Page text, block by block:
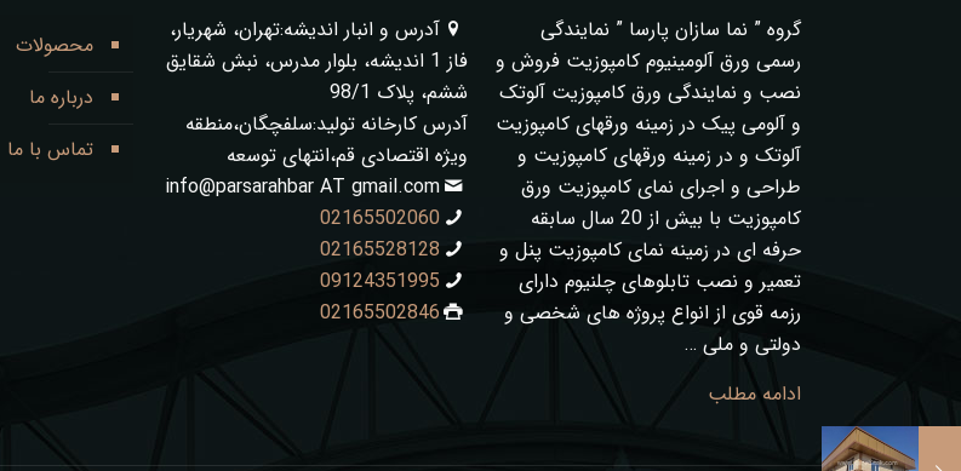
گروه ” نما سازان پارسا ” نمایندگی
رسمی ورق آلومینیوم کامپوزیت فروش و
نصب و نمایندگی ورق کامپوزیت آلوتک
و آلومی پیک در زمینه ورقهای کامپوزیت
آلوتک و در زمینه ورقهای کامپوزیت و
طراحی و اجرای نمای کامپوزیت ورق
کامپوزیت با بیش از 20 سال سابقه
حرفه ای در زمینه نمای کامپوزیت پنل و
تعمیر و نصب تابلوهای چلنیوم دارای
رزمه قوی از انواع پروژه های شخصی و
دولتی و ملی …
ادامه مطلب
آدرس و انبار اندیشه:تهران، شهریار،
فاز 1 اندیشه، بلوار مدرس، نبش شقایق
ششم، پلاک 98/1
آدرس کارخانه تولید:سلفچگان،منطقه
ویژه اقتصادی قم،انتهای توسعه
info@parsarahbar AT gmail.com
02165502060
02165528128
09124351995
02165502846
محصولات
درباره ما
تماس با ما